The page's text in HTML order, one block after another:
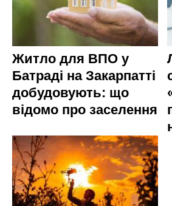
Житло для ВПО у
Батраді на Закарпатті
добудовують: що
відомо про заселення